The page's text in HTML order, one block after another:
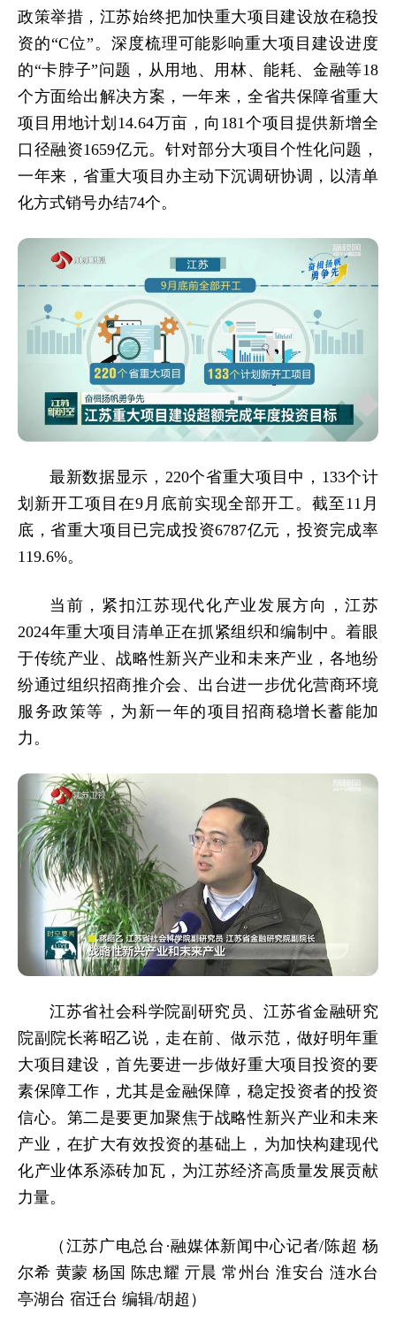
政策举措，江苏始终把加快重大项目建设放在稳投
资的“C位”。深度梳理可能影响重大项目建设进度
的“卡脖子”问题，从用地、用林、能耗、金融等18
个方面给出解决方案，一年来，全省共保障省重大
项目用地计划14.64万亩，向181个项目提供新增全
口径融资1659亿元。针对部分大项目个性化问题，
一年来，省重大项目办主动下沉调研协调，以清单
化方式销号办结74个。
最新数据显示，220个省重大项目中，133个计
划新开工项目在9月底前实现全部开工。截至11月
底，省重大项目已完成投资6787亿元，投资完成率
119.6%。
当前，紧扣江苏现代化产业发展方向，江苏
2024年重大项目清单正在抓紧组织和编制中。着眼
于传统产业、战略性新兴产业和未来产业，各地纷
纷通过组织招商推介会、出台进一步优化营商环境
服务政策等，为新一年的项目招商稳增长蓄能加
力。
江苏省社会科学院副研究员、江苏省金融研究
院副院长蒋昭乙说，走在前、做示范，做好明年重
大项目建设，首先要进一步做好重大项目投资的要
素保障工作，尤其是金融保障，稳定投资者的投资
信心。第二是要更加聚焦于战略性新兴产业和未来
产业，在扩大有效投资的基础上，为加快构建现代
化产业体系添砖加瓦，为江苏经济高质量发展贡献
力量。
（江苏广电总台·融媒体新闻中心记者/陈超 杨
尔希 黄蒙 杨国 陈忠耀 亓晨 常州台 淮安台 涟水台
亭湖台 宿迁台 编辑/胡超）